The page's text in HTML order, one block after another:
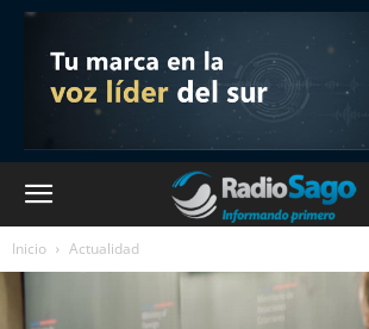
Inicio Actualidad